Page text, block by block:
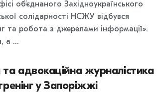
об’єднаного Західноукраїнського
солідарності НСЖУ відбувся
та робота з джерелами інформації».
а ...
адвокаційна журналістика
у Запоріжжі